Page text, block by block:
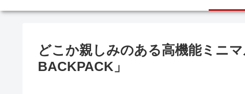
どこか親しみのある高機能ミニ
BACKPACK」